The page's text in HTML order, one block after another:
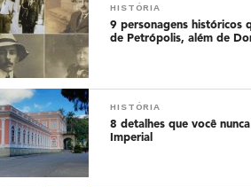
HISTÓRIA
9 personagens históricos
de Petrópolis, além de
HISTÓRIA
8 detalhes que você
Imperial